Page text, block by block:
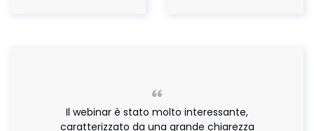
Il webinar è stato molto interessante,
caratterizzato da una grande chiarezza